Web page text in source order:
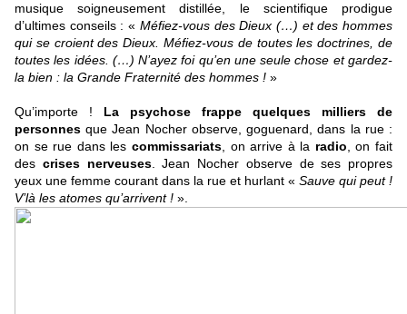
musique soigneusement distillée, le scientifique prodigue
d’ultimes conseils : « Méfiez-vous des Dieux (…) et des hommes
qui se croient des Dieux. Méfiez-vous de toutes les doctrines, de
toutes les idées. (…) N’ayez foi qu’en une seule chose et gardez-
la bien : la Grande Fraternité des hommes ! »
Qu’importe ! La psychose frappe quelques milliers de
personnes que Jean Nocher observe, goguenard, dans la rue :
on se rue dans les commissariats, on arrive à la radio , on fait
des crises nerveuses. Jean Nocher observe de ses propres
yeux une femme courant dans la rue et hurlant « Sauve qui peut !
V’là les atomes qu’arrivent ! ».